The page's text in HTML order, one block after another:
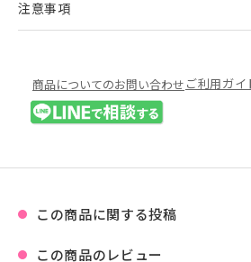
注意事項
商品についてのお問い合わせ ご利用ガイ
この商品に関する投稿
この商品のレビュー